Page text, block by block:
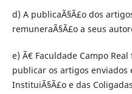
d) A publicaÃ§Ã£o dos
remuneraÃ§Ã£o a seus
e) Ã€ Faculdade Campo
publicar os artigos enviados
InstituiÃ§Ã£o e das